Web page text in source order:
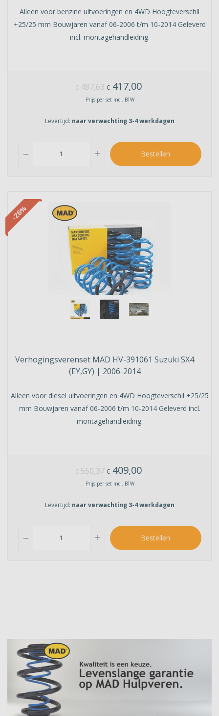
Alleen voor benzine uitvoeringen en 4WD Hoogteverschil
+25/25 mm Bouwjaren vanaf 06-2006 t/m 10-2014 Geleverd
incl. montagehandleiding.
€487,63 € 417,00
Prijs per set incl. BTW
Levertijd: naar verwachting 3-4 werkdagen
remove add Bestellen
-26%
Verhogingsverenset MAD HV-391061 Suzuki SX4
(EY,GY) | 2006-2014
Alleen voor diesel uitvoeringen en 4WD Hoogteverschil +25/25
mm Bouwjaren vanaf 06-2006 t/m 10-2014 Geleverd incl.
montagehandleiding.
€550,37 € 409,00
Prijs per set incl. BTW
Levertijd: naar verwachting 3-4 werkdagen
remove add Bestellen